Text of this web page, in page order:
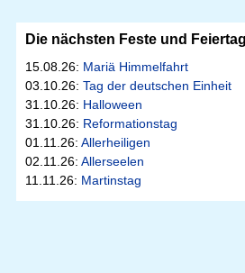
Die nächsten Feste und
15.08.26: Mariä Himmelfahrt
03.10.26: Tag der deutschen Einheit
31.10.26: Halloween
31.10.26: Reformationstag
01.11.26: Allerheiligen
02.11.26: Allerseelen
11.11.26: Martinstag